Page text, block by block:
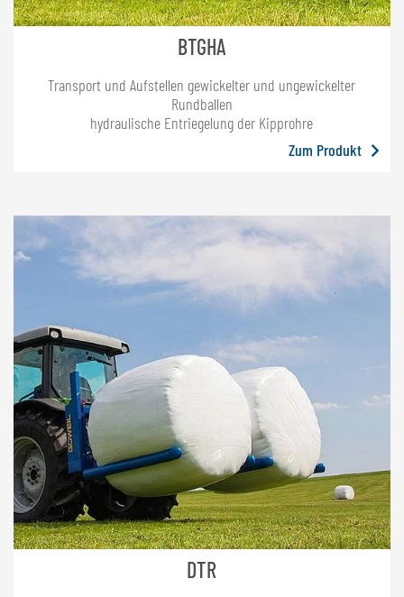
BTGHA
Transport und Aufstellen gewickelter und ungewickelter
Rundballen
hydraulische Entriegelung der Kipprohre
Zum Produkt
DTR